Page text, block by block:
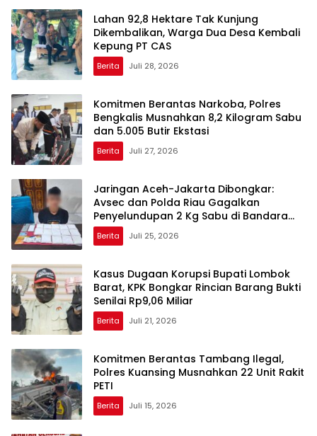
Lahan 92,8 Hektare Tak Kunjung
Dikembalikan, Warga Dua Desa Kembali
Kepung PT CAS
Berita Juli 28, 2026
Komitmen Berantas Narkoba, Polres
Bengkalis Musnahkan 8,2 Kilogram Sabu
dan 5.005 Butir Ekstasi
Berita Juli 27, 2026
Jaringan Aceh-Jakarta Dibongkar:
Avsec dan Polda Riau Gagalkan
Penyelundupan 2 Kg Sabu di Bandara
SSK II
Berita Juli 25, 2026
Kasus Dugaan Korupsi Bupati Lombok
Barat, KPK Bongkar Rincian Barang Bukti
Senilai Rp9,06 Miliar
Berita Juli 21, 2026
Komitmen Berantas Tambang Ilegal,
Polres Kuansing Musnahkan 22 Unit Rakit
PETI
Berita Juli 15, 2026